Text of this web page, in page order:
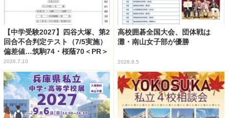
【中学受験2027】四谷大塚、第2
回合不合判定テスト（7/5実施）
偏差値…筑駒74・桜蔭70＜PR＞
2026.7.10
高校囲碁全国大会、団体戦は
灘・南山女子部が優勝
2026.8.5